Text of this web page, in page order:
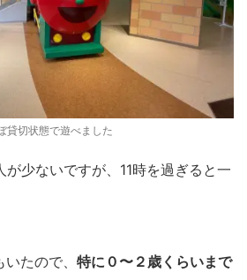
貸切状態で遊べました
が少ないですが、11時を過ぎると一
たので、 特に０〜２歳くらいまで